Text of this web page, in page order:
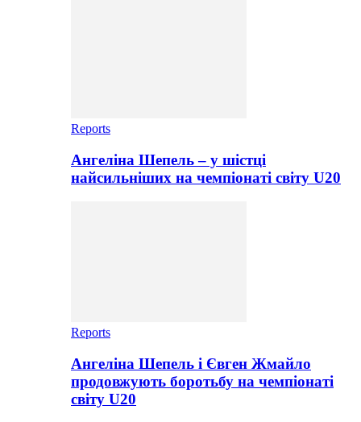
Reports
Ангеліна Шепель – у шістці
найсильніших на чемпіонаті світу U20
Reports
Ангеліна Шепель і Євген Жмайло
продовжують боротьбу на чемпіонаті
світу U20